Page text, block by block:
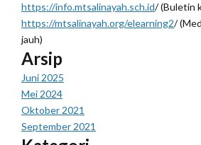
https://info.mtsalinayah.sch.id/ (Buletin
https://mtsalinayah.org/elearning2/
jauh)
Arsip
Juni 2025
Mei 2024
Oktober 2021
September 2021